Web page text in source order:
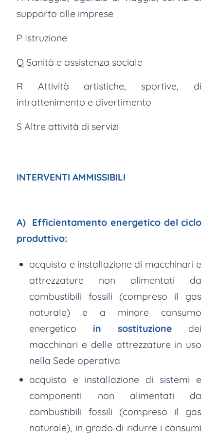
supporto alle imprese
P Istruzione
Q Sanità e assistenza sociale
R Attività artistiche, sportive, di
intrattenimento e divertimento
S Altre attività di servizi
INTERVENTI AMMISSIBILI
A) Efficientamento energetico del ciclo
produttivo:
acquisto e installazione di macchinari e
attrezzature non alimentati da
combustibili fossili (compreso il gas
naturale) e a minore consumo
energetico in sostituzione dei
macchinari e delle attrezzature in uso
nella Sede operativa
acquisto e installazione di sistemi e
componenti non alimentati da
combustibili fossili (compreso il gas
naturale), in grado di ridurre i consumi